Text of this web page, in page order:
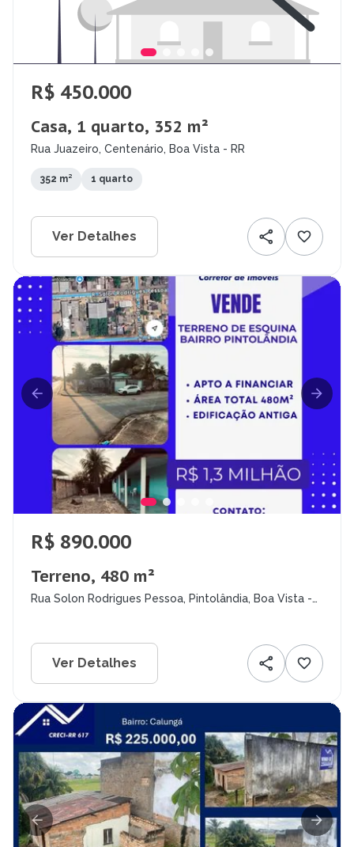
R$ 450.000
Casa, 1 quarto, 352 m²
Rua Juazeiro, Centenário, Boa Vista - RR
352 m² 1 quarto
Ver Detalhes
R$ 890.000
Terreno, 480 m²
Rua Solon Rodrigues Pessoa, Pintolândia, Boa Vista -
Ver Detalhes